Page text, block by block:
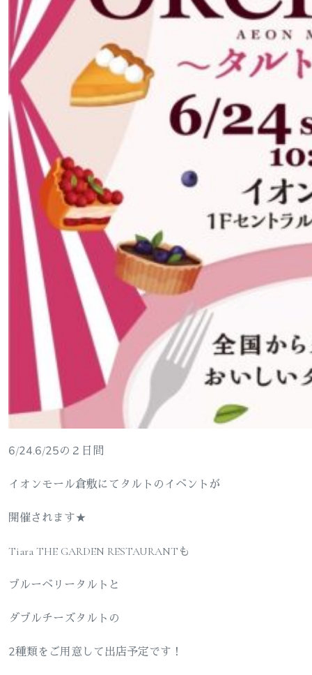
6/24.6/25の２日間
イオンモール倉敷にてタルトのイベントが
開催されます★
Tiara THE GARDEN RESTAURANTも
ブルーベリータルトと
ダブルチーズタルトの
2種類をご用意して出店予定です！